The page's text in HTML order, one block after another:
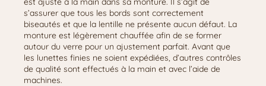
s’assurer que tous les bords sont correctement
biseautés et que la lentille ne présente aucun défaut. La
monture est légèrement chauffée afin de se former
autour du verre pour un ajustement parfait. Avant que
les lunettes finies ne soient expédiées, d’autres contrôles
de qualité sont effectués à la main et avec l’aide de
machines.